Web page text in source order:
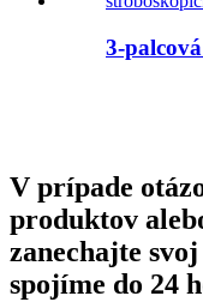
3-
V prípade
produktov
zanechajte
spojíme do 24